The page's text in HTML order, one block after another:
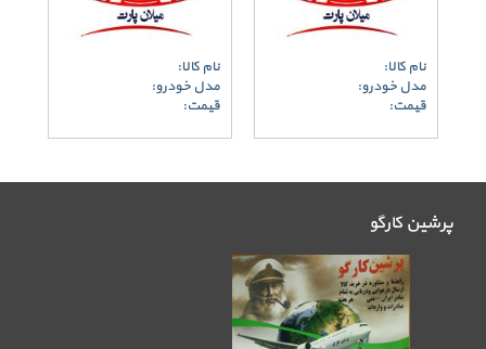
نام کالا:
مدل خودرو:
قیمت:
نام کالا:
مدل خودرو:
قیمت:
پرشین کارگو